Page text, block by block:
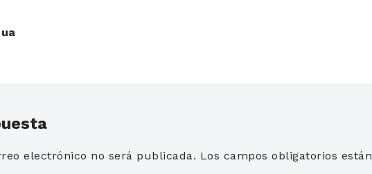
electrónico no será publicada. Los campos obligatorios están